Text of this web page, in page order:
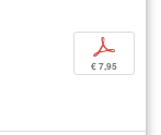
p
€ 7,95